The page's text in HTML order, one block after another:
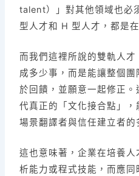
talent）」對其他領域也必
型人才和 H 型人才，都是
而我們這裡所說的雙軌人
成多少事，而是能讓整個
於回饋，並願意一起修正
代真正的「文化接合點」，
場景翻譯者與信任建立者的
這也意味著，企業在培養
析能力或程式技能，而應